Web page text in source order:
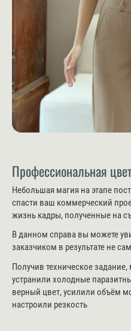
Профессиональная
Небольшая магия на этапе
спасти ваш коммерческий
жизнь кадры, полученные на
В данном справа вы можете
заказчиком в результате не
Получив техническое
устранили холодные
верный цвет, усилили объём
настроили резкость